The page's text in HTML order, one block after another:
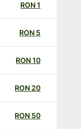
RON
RON
RON
20
RON
50
RON